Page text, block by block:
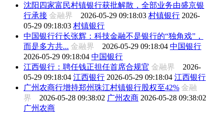
沈阳四家富民村镇银行获批解散，全部业务由盛京银
行承接 金融界 2026-05-29 09:18:03 村镇银行 2026-
05-29 09:18:03 村镇银行
中国银行行长张辉：科技金融不是银行的“独角戏”，
而是多方共... 金融界 2026-05-29 09:18:04 中国银行
2026-05-29 09:18:04 中国银行
江西银行：聘任钱正担任首席合规官 金融界 2026-
05-29 09:18:04 江西银行 2026-05-29 09:18:04 江西银行
广州农商行增持郑州珠江村镇银行股权至42% 金融
界 2026-05-28 09:38:02 广州农商 2026-05-28 09:38:02
广州农商